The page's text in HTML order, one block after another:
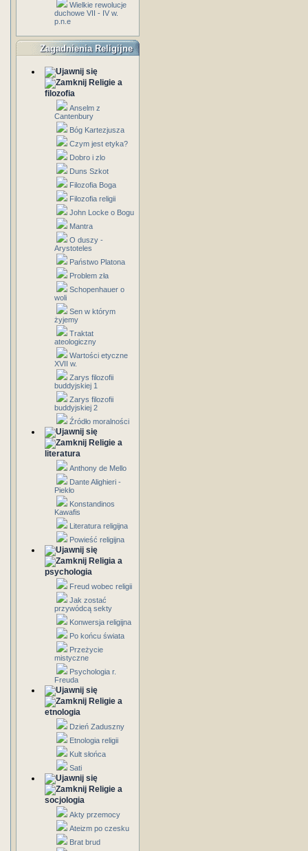
Wielkie rewolucje
duchowe VII - IV w.
p.n.e
Zagadnienia Religijne
Religie a
filozofia
Anselm z
Cantenbury
Bóg Kartezjusza
Czym jest etyka?
Dobro i zlo
Duns Szkot
Filozofia Boga
Filozofia religii
John Locke o Bogu
Mantra
O duszy -
Arystoteles
Państwo Platona
Problem zła
Schopenhauer o
woli
Sen w którym
żyjemy
Traktat
ateologiczny
Wartości etyczne
XVII w.
Zarys filozofii
buddyjskiej 1
Zarys filozofii
buddyjskiej 2
Źródło moralności
Religie a
literatura
Anthony de Mello
Dante Alighieri -
Piekło
Konstandinos
Kawafis
Literatura religijna
Powieść religijna
Religia a
psychologia
Freud wobec religii
Jak zostać
przywódcą sekty
Konwersja religijna
Po końcu świata
Przeżycie
mistyczne
Psychologia r.
Freuda
Religie a
etnologia
Dzień Zaduszny
Etnologia religii
Kult słońca
Sati
Religie a
socjologia
Akty przemocy
Ateizm po czesku
Brat brud